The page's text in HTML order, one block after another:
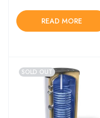
READ MORE
SOLD OUT